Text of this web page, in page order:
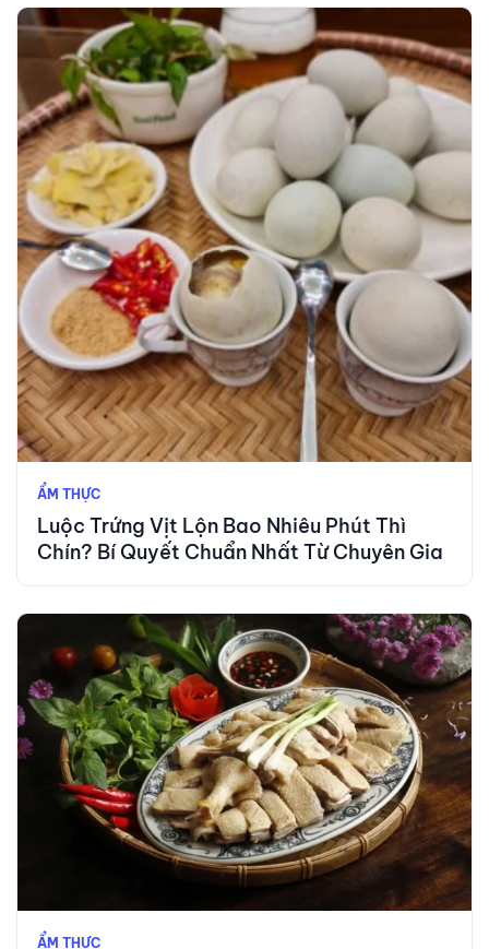
ẨM THỰC
Luộc Trứng Vịt Lộn Bao Nhiêu Phút Thì
Chín? Bí Quyết Chuẩn Nhất Từ Chuyên Gia
ẨM THỰC